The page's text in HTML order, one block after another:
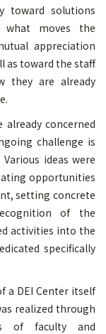
toward solutions
what moves the
appreciation
as toward the staff
they are already
concerned
challenge is
ideas were
opportunities
setting concrete
of the
activities into the
specifically
a DEI Center itself
realized through
of faculty and